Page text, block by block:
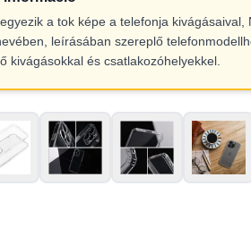
a tok képe a telefonja kivágásaival,
leírásában szereplő
kivágásokkal és csatlakozóhelyekkel.